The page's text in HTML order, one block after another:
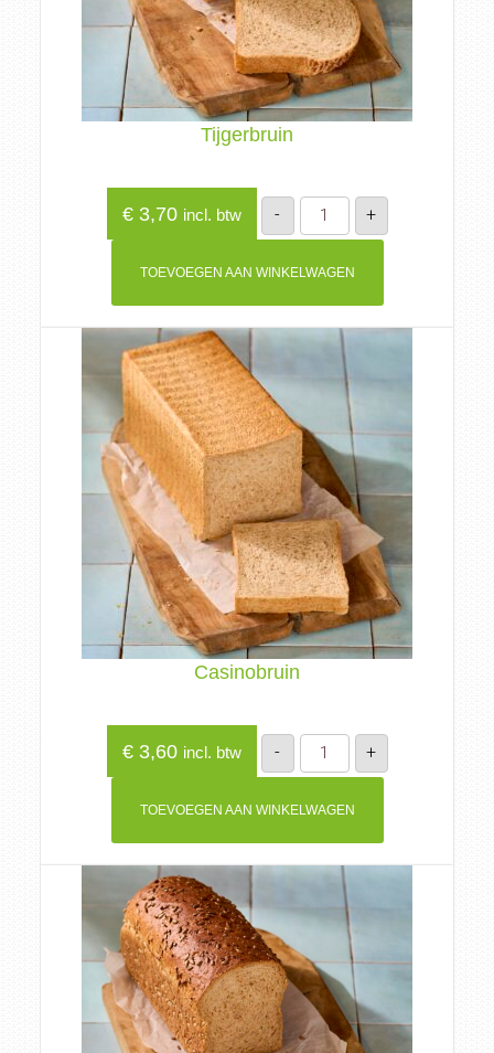
Tijgerbruin
€3,70 incl. btw -
Tijgerbruin
aantal
+
TOEVOEGEN AAN WINKELWAGEN
Casinobruin
€3,60 incl. btw -
Casinobruin
aantal
+
TOEVOEGEN AAN WINKELWAGEN